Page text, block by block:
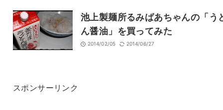
池上製麺所るみばあちゃんの「う
ん醤油」を買ってみた
2014/02/05 2014/06/27
スポンサーリンク